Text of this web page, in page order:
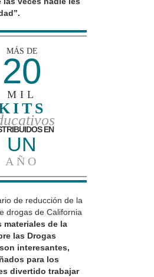
MÁS DE
20
MIL
EN
UN
AÑO
de reducción de la
drogas de California
materiales de la
las Drogas
interesantes,
para los
divertido trabajar